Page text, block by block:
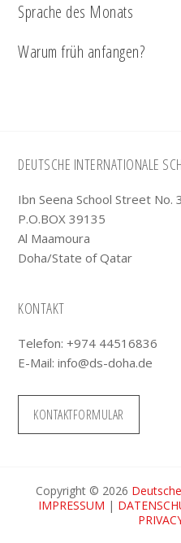
Sprache des Monats
Warum früh anfangen?
Footer
DEUTSCHE INTERNATIONALE
Ibn Seena School Street No.
P.O.BOX 39135
Al Maamoura
Doha/State of Qatar
KONTAKT
Telefon: +974 44516836
E-Mail:info@ds-doha.de
KONTAKTFORMULAR
Copyright © 2026
IMPRESSUM |